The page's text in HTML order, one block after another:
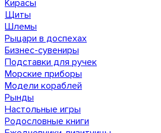
Кирасы
Щиты
Шлемы
Рыцари в доспехах
Бизнес-сувениры
Подставки для ручек
Морские приборы
Модели кораблей
Рынды
Настольные игры
Родословные книги